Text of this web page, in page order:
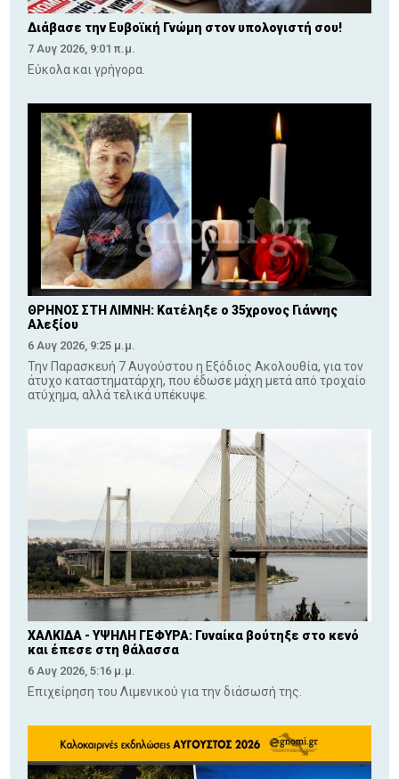
Διάβασε την Ευβοϊκή Γνώμη στον υπολογιστή σου!
7 Αυγ 2026, 9:01 π.μ.
Εύκολα και γρήγορα.
ΘΡΗΝΟΣ ΣΤΗ ΛΙΜΝΗ: Κατέληξε ο 35χρονος Γιάννης
Αλεξίου
6 Αυγ 2026, 9:25 μ.μ.
Την Παρασκευή 7 Αυγούστου η Εξόδιος Ακολουθία, για τον
άτυχο καταστηματάρχη, που έδωσε μάχη μετά από τροχαίο
ατύχημα, αλλά τελικά υπέκυψε.
ΧΑΛΚΙΔΑ - ΥΨΗΛΗ ΓΕΦΥΡΑ: Γυναίκα βούτηξε στο κενό
και έπεσε στη θάλασσα
6 Αυγ 2026, 5:16 μ.μ.
Επιχείρηση του Λιμενικού για την διάσωσή της.